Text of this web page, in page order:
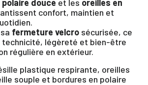
douce et les oreilles en
confort, maintien et
fermeture velcro sécurisée, ce
technicité, légèreté et bien-être
régulière en extérieur.
plastique respirante, oreilles
souple et bordures en polaire
connecté pour enregistrer des
liste d'envie